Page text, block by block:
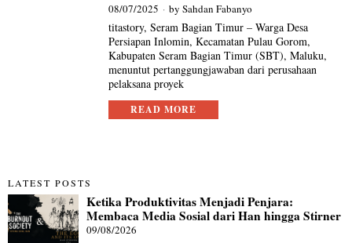
08/07/2025 bySahdan Fabanyo
titastory, Seram Bagian Timur – Warga Desa
Persiapan Inlomin, Kecamatan Pulau Gorom,
Kabupaten Seram Bagian Timur (SBT), Maluku,
menuntut pertanggungjawaban dari perusahaan
pelaksana proyek
READ MORE
LATEST POSTS
Ketika Produktivitas Menjadi Penjara:
Membaca Media Sosial dari Han hingga Stirner
09/08/2026